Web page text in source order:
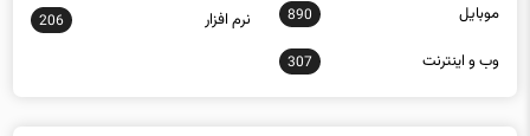
موبايل 890 نرم افزار 206
وب و اينترنت 307